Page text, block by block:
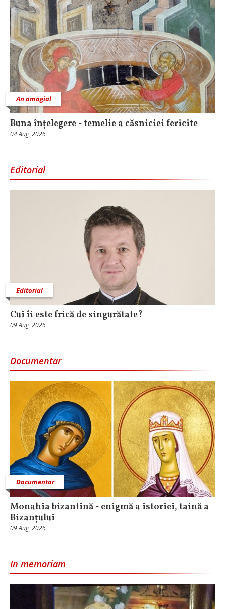
An omagial
Buna înțelegere - temelie a căsniciei fericite
04 Aug, 2026
Editorial
Editorial
Cui îi este frică de singurătate?
09 Aug, 2026
Documentar
Documentar
Monahia bizantină - enigmă a istoriei, taină a
Bizanțului
09 Aug, 2026
In memoriam